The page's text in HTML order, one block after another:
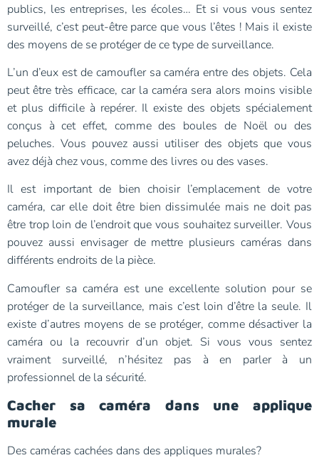
publics, les entreprises, les écoles… Et si vous vous sentez
surveillé, c’est peut-être parce que vous l’êtes ! Mais il existe
des moyens de se protéger de ce type de surveillance.
L’un d’eux est de camoufler sa caméra entre des objets. Cela
peut être très efficace, car la caméra sera alors moins visible
et plus difficile à repérer. Il existe des objets spécialement
conçus à cet effet, comme des boules de Noël ou des
peluches. Vous pouvez aussi utiliser des objets que vous
avez déjà chez vous, comme des livres ou des vases.
Il est important de bien choisir l’emplacement de votre
caméra, car elle doit être bien dissimulée mais ne doit pas
être trop loin de l’endroit que vous souhaitez surveiller. Vous
pouvez aussi envisager de mettre plusieurs caméras dans
différents endroits de la pièce.
Camoufler sa caméra est une excellente solution pour se
protéger de la surveillance, mais c’est loin d’être la seule. Il
existe d’autres moyens de se protéger, comme désactiver la
caméra ou la recouvrir d’un objet. Si vous vous sentez
vraiment surveillé, n’hésitez pas à en parler à un
professionnel de la sécurité.
Cacher sa caméra dans une applique
murale
Des caméras cachées dans des appliques murales?